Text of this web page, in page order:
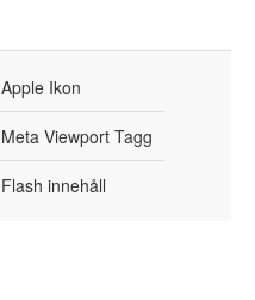
Apple Ikon
Meta Viewport Tagg
Flash innehåll